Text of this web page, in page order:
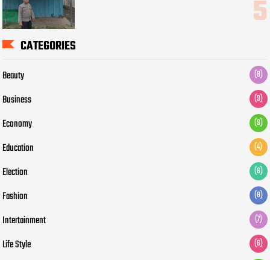
CATEGORIES
Beauty (8)
Business (9)
Economy (9)
Education (4)
Election (6)
Fashion (8)
Intertainment (7)
Life Style (6)